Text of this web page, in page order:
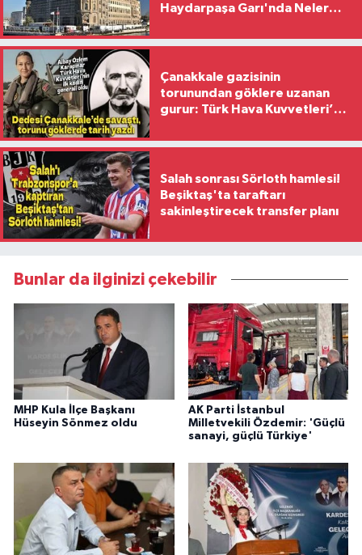
Haydarpaşa Garı'nda Neler
Çanakkale gazisinin
torunundan göklere uzanan
gurur: Türk Hava Kuvvetleri’nin
Salah sonrası Sörloth hamlesi!
Beşiktaş'ta taraftarı
sakinleştirecek transfer planı
Bunlar da ilginizi çekebilir
MHP Kula İlçe Başkanı
Hüseyin Sönmez oldu
AK Parti İstanbul
Milletvekili Özdemir: 'Güçlü
sanayi, güçlü Türkiye'